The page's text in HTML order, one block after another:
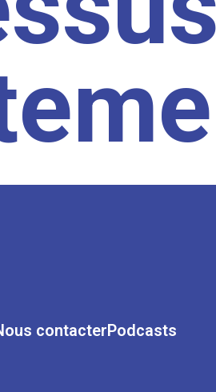
contacterPodcasts